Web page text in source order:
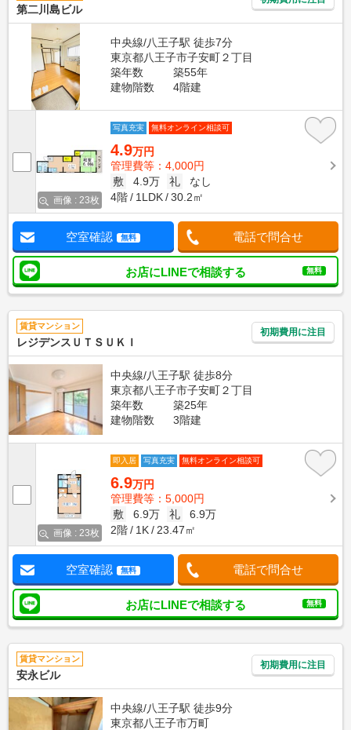
第二川島ビル
中央線/八王子駅 徒歩7分
東京都八王子市子安町２丁目
築年数
築55年
建物階数
4階建
画像 : 23枚
写真充実 無料オンライン相談可
4.9万円
管理費等：4,000円
敷
4.9万 礼
なし
4階
1LDK 30.2㎡
空室確認 無料 電話で問合せ
お店にLINEで相談する 無料
賃貸マンション
レジデンスＵＴＳＵＫＩ
初期費用に注目
中央線/八王子駅 徒歩8分
東京都八王子市子安町２丁目
築年数
築25年
建物階数
3階建
画像 : 23枚
即入居 写真充実 無料オンライン相談可
6.9万円
管理費等：5,000円
敷
6.9万 礼
6.9万
2階
1K 23.47㎡
空室確認 無料 電話で問合せ
お店にLINEで相談する 無料
賃貸マンション
安永ビル
初期費用に注目
中央線/八王子駅 徒歩9分
東京都八王子市万町